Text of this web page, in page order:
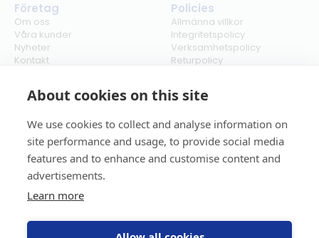
About cookies on this site
We use cookies to collect and analyse information on
site performance and usage, to provide social media
features and to enhance and customise content and
advertisements.
Learn more
Företag
Om oss
Våra kunder
Nyheter
Kontakt
Policies
Allmänna villkor
Integritetspolicy
Verksamhetspolicy
Returpolicy
Cookies